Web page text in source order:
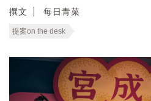
撰文 每日青菜
提案on the desk